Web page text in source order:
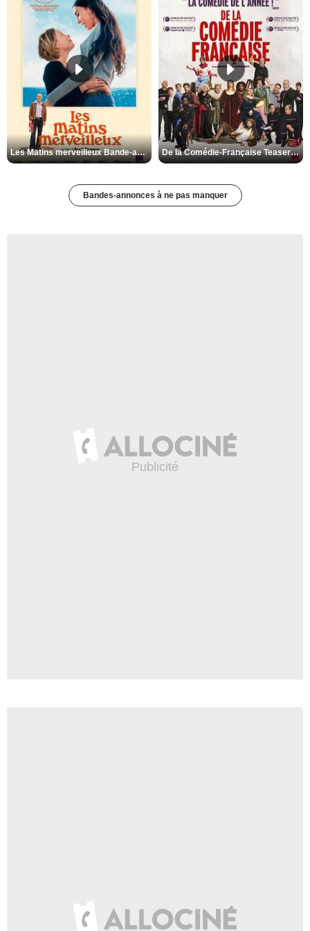
Les Matins merveilleux Bande-annonce VF De la Comédie-Française Teaser VF
Bandes-annonces à ne pas manquer